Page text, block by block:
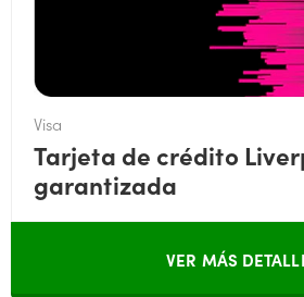
Visa
Tarjeta de crédito
garantizada
VER MÁS